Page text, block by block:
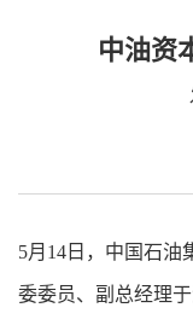
中油资
5月14日，中国石油
委委员、副总经理